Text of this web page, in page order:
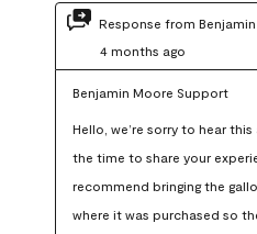
Response from
4 months ago
Benjamin Moore Support
Hello, we’re sorry to hear
the time to share your
recommend bringing the
where it was purchased so